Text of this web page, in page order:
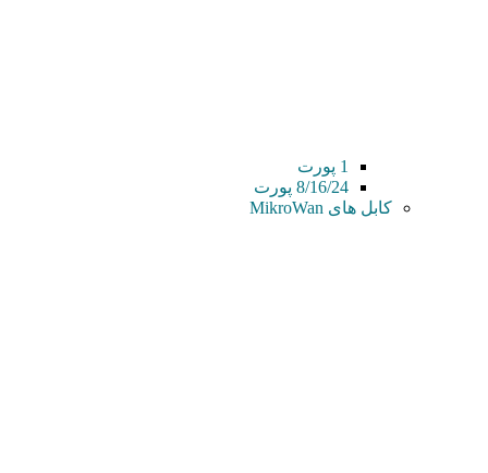
1 پورت
8/16/24 پورت
کابل های MikroWan